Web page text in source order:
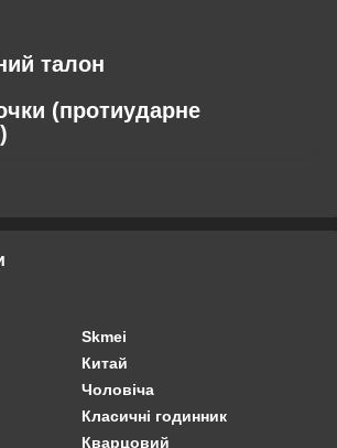
талон
(протиударне
Skmei
Китай
Чоловіча
Класичні годинник
Кварцовий